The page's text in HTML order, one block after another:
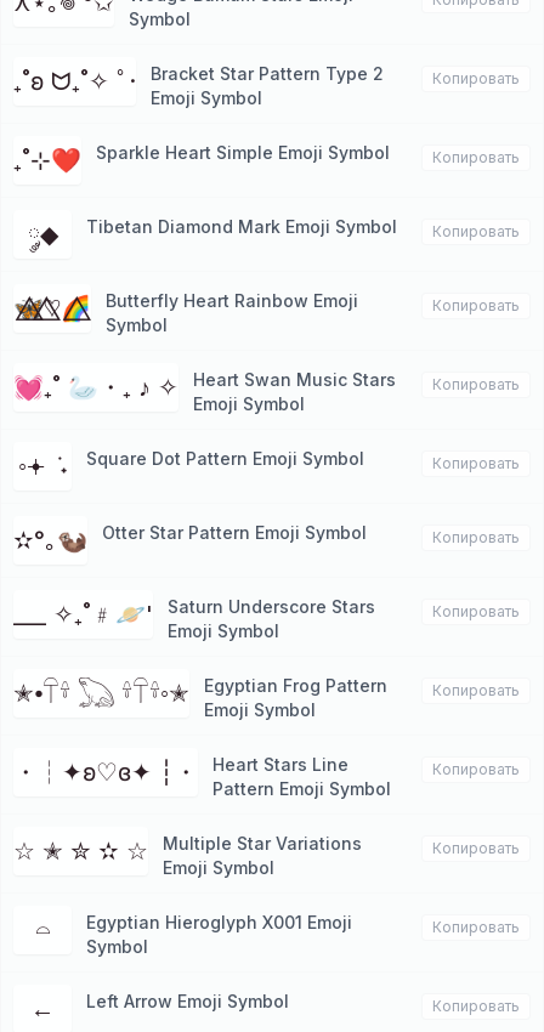
Symbol
₊˚ʚ ᗢ₊˚✧ ﾟ·
Bracket Star Pattern Type 2
Emoji Symbol
Копировать
₊˚⊹❤ Sparkle Heart Simple Emoji Symbol Копировать
༘◆ Tibetan Diamond Mark Emoji Symbol Копировать
🦋⃤♡⃤🌈⃤
Butterfly Heart Rainbow Emoji
Symbol
Копировать
💓₊˚ 🦢・₊ ♪ ✧
Heart Swan Music Stars
Emoji Symbol
Копировать
◦𖥔 ݁ ˖ Square Dot Pattern Emoji Symbol Копировать
✫°｡🦦 Otter Star Pattern Emoji Symbol Копировать
___ ✧₊˚﹟🪐'
Saturn Underscore Stars
Emoji Symbol
Копировать
✭⦁𓋼𓍊 𓆏 𓍊𓋼𓍊◦✭
Egyptian Frog Pattern
Emoji Symbol
Копировать
・┆✦ʚ♡ɞ✦ ┆・
Heart Stars Line
Pattern Emoji Symbol
Копировать
☆ ✭ ✮ ✫ ☆
Multiple Star Variations
Emoji Symbol
Копировать
𓏏
Egyptian Hieroglyph X001 Emoji
Symbol
Копировать
← Left Arrow Emoji Symbol Копировать